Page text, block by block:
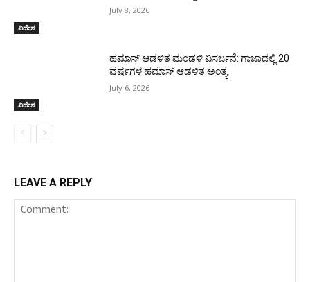
ವಿದೇಶ
July 8, 2026
ವಿದೇಶ
ಹಮಾಸ್ ಆಡಳಿತ ಮಂಡಳಿ ವಿಸರ್ಜನೆ: ಗಾಜಾದಲ್ಲಿ 20
ವರ್ಷಗಳ ಹಮಾಸ್ ಆಡಳಿತ ಅಂತ್ಯ
July 6, 2026
LEAVE A REPLY